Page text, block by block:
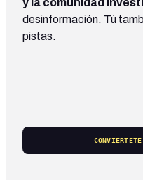
y la comunidad
desinformación. Tú
pistas.